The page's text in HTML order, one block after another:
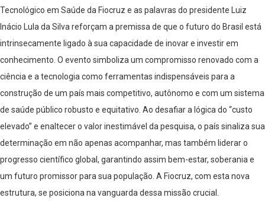
Tecnológico em Saúde da Fiocruz e as palavras do presidente Luiz
Inácio Lula da Silva reforçam a premissa de que o futuro do Brasil está
intrinsecamente ligado à sua capacidade de inovar e investir em
conhecimento. O evento simboliza um compromisso renovado com a
ciência e a tecnologia como ferramentas indispensáveis para a
construção de um país mais competitivo, autônomo e com um sistema
de saúde público robusto e equitativo. Ao desafiar a lógica do “custo
elevado” e enaltecer o valor inestimável da pesquisa, o país sinaliza sua
determinação em não apenas acompanhar, mas também liderar o
progresso científico global, garantindo assim bem-estar, soberania e
um futuro promissor para sua população. A Fiocruz, com esta nova
estrutura, se posiciona na vanguarda dessa missão crucial.